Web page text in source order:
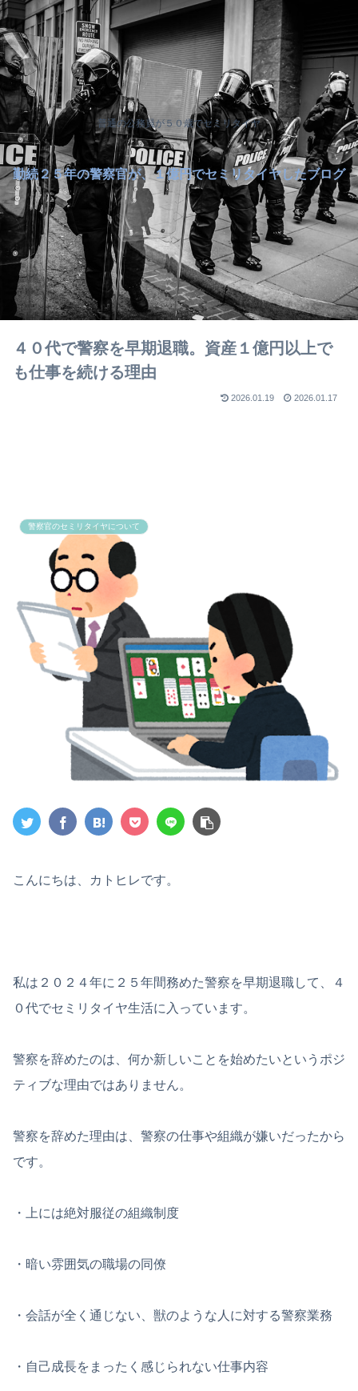
普通の公務員が５０歳でセミリタイヤ
勤続２５年の警察官が、１億円でセミリタイヤしたブログ
４０代で警察を早期退職。資産１億円以上で
も仕事を続ける理由
2026.01.19 2026.01.17
警察官のセミリタイヤについて
こんにちは、カトヒレです。
私は２０２４年に２５年間務めた警察を早期退職して、４
０代でセミリタイヤ生活に入っています。
警察を辞めたのは、何か新しいことを始めたいというポジ
ティブな理由ではありません。
警察を辞めた理由は、警察の仕事や組織が嫌いだったから
です。
・上には絶対服従の組織制度
・暗い雰囲気の職場の同僚
・会話が全く通じない、獣のような人に対する警察業務
・自己成長をまったく感じられない仕事内容